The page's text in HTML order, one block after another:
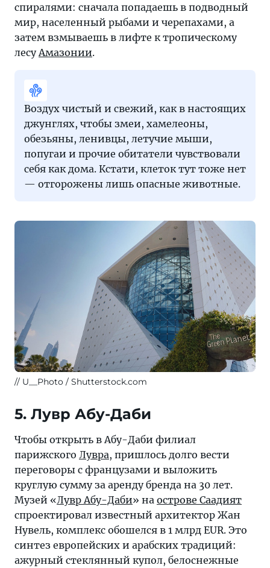
спиралями: сначала попадаешь в подводный
мир, населенный рыбами и черепахами, а
затем взмываешь в лифте к тропическому
лесу Амазонии.
Воздух чистый и свежий, как в настоящих
джунглях, чтобы змеи, хамелеоны,
обезьяны, ленивцы, летучие мыши,
попугаи и прочие обитатели чувствовали
себя как дома. Кстати, клеток тут тоже нет
— отгорожены лишь опасные животные.
U__Photo / Shutterstock.com
5. Лувр Абу-Даби
Чтобы открыть в Абу-Даби филиал
парижского Лувра, пришлось долго вести
переговоры с французами и выложить
круглую сумму за аренду бренда на 30 лет.
Музей «Лувр Абу-Даби» на острове Саадият
спроектировал известный архитектор Жан
Нувель, комплекс обошелся в 1 млрд EUR. Это
синтез европейских и арабских традиций:
ажурный стеклянный купол, белоснежные